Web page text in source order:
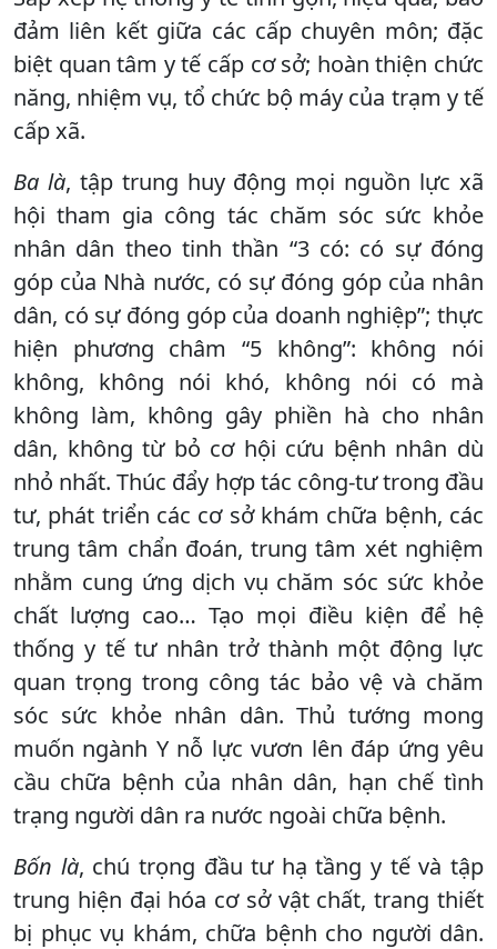
đảm liên kết giữa các cấp chuyên môn; đặc
biệt quan tâm y tế cấp cơ sở; hoàn thiện chức
năng, nhiệm vụ, tổ chức bộ máy của trạm y tế
cấp xã.
Ba là, tập trung huy động mọi nguồn lực xã
hội tham gia công tác chăm sóc sức khỏe
nhân dân theo tinh thần “3 có: có sự đóng
góp của Nhà nước, có sự đóng góp của nhân
dân, có sự đóng góp của doanh nghiệp”; thực
hiện phương châm “5 không”: không nói
không, không nói khó, không nói có mà
không làm, không gây phiền hà cho nhân
dân, không từ bỏ cơ hội cứu bệnh nhân dù
nhỏ nhất. Thúc đẩy hợp tác công-tư trong đầu
tư, phát triển các cơ sở khám chữa bệnh, các
trung tâm chẩn đoán, trung tâm xét nghiệm
nhằm cung ứng dịch vụ chăm sóc sức khỏe
chất lượng cao… Tạo mọi điều kiện để hệ
thống y tế tư nhân trở thành một động lực
quan trọng trong công tác bảo vệ và chăm
sóc sức khỏe nhân dân. Thủ tướng mong
muốn ngành Y nỗ lực vươn lên đáp ứng yêu
cầu chữa bệnh của nhân dân, hạn chế tình
trạng người dân ra nước ngoài chữa bệnh.
Bốn là, chú trọng đầu tư hạ tầng y tế và tập
trung hiện đại hóa cơ sở vật chất, trang thiết
bị phục vụ khám, chữa bệnh cho người dân.